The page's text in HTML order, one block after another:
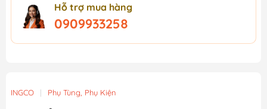
Hỗ trợ mua hàng
0909933258
INGCO | Phụ Tùng, Phụ Kiện